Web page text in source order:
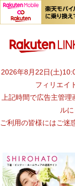
2026年8月22日(土
フィリエイ
上記時間で広告主管
ル
ご利用の皆様にはご迷